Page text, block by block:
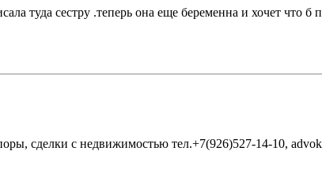
туда сестру .теперь она еще беременна и хочет что
сделки с недвижимостью тел.+7(926)527-14-10,